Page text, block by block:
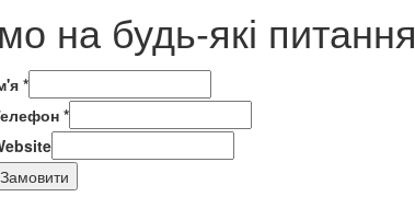
на будь-які питання
*
*
Замовити